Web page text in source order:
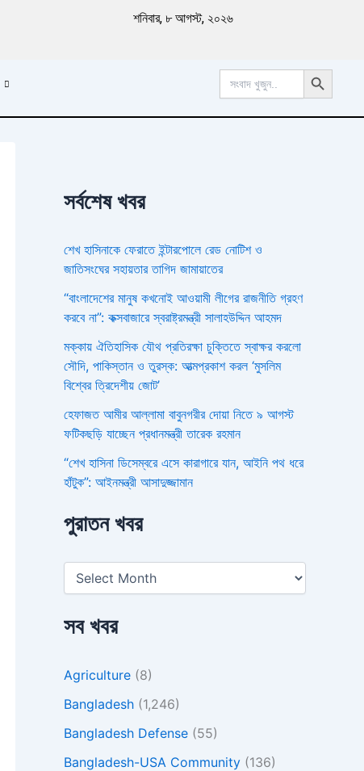
শনিবার, ৮ আগস্ট, ২০২৬
Search
for:
Search Button
সর্বশেষ খবর
শেখ হাসিনাকে ফেরাতে ইন্টারপোলে রেড নোটিশ ও
জাতিসংঘের সহায়তার তাগিদ জামায়াতের
“বাংলাদেশের মানুষ কখনোই আওয়ামী লীগের রাজনীতি গ্রহণ
করবে না”: কক্সবাজারে স্বরাষ্ট্রমন্ত্রী সালাহউদ্দিন আহমদ
মক্কায় ঐতিহাসিক যৌথ প্রতিরক্ষা চুক্তিতে স্বাক্ষর করলো
সৌদি, পাকিস্তান ও তুরস্ক: আত্মপ্রকাশ করল ‘মুসলিম
বিশ্বের ত্রিদেশীয় জোট’
হেফাজত আমীর আল্লামা বাবুনগরীর দোয়া নিতে ৯ আগস্ট
ফটিকছড়ি যাচ্ছেন প্রধানমন্ত্রী তারেক রহমান
“শেখ হাসিনা ডিসেম্বরে এসে কারাগারে যান, আইনি পথ ধরে
হাঁটুক”: আইনমন্ত্রী আসাদুজ্জামান
পুরাতন খবর
সব খবর
Agriculture (8)
Bangladesh (1,246)
Bangladesh Defense (55)
Bangladesh-USA Community (136)